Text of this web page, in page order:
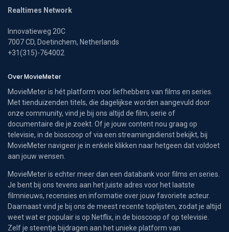
Realtimes Network
Innovatieweg 20C
7007 CD, Doetinchem, Netherlands
+31(315)-764002
Over MovieMeter
MovieMeter is hét platform voor liefhebbers van films en series.
Met tienduizenden titels, die dagelijkse worden aangevuld door
onze community, vind je bij ons altijd de film, serie of
documentaire die je zoekt. Of je jouw content nou graag op
televisie, in de bioscoop of via een streamingsdienst bekijkt, bij
MovieMeter navigeer je in enkele klikken naar hetgeen dat voldoet
aan jouw wensen.
MovieMeter is echter meer dan een databank voor films en series.
Je bent bij ons tevens aan het juiste adres voor het laatste
filmnieuws, recensies en informatie over jouw favoriete acteur.
Daarnaast vind je bij ons de meest recente toplijsten, zodat je altijd
weet wat er populair is op Netflix, in de bioscoop of op televisie.
Zelf je steentje bijdragen aan het unieke platform van